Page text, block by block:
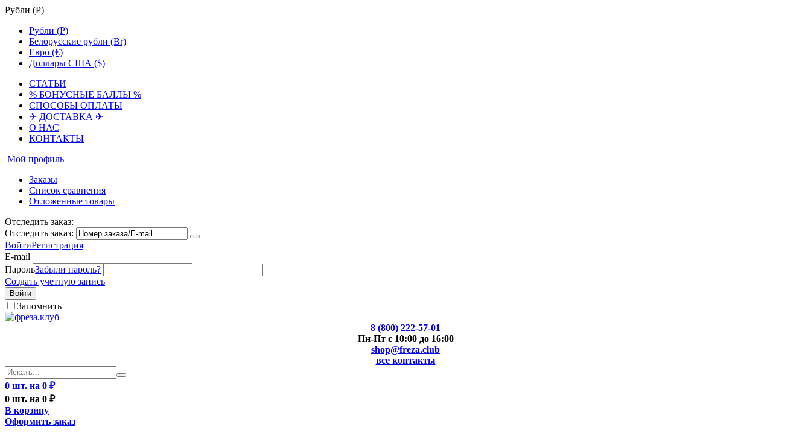
Рубли (Р)
Рубли (Р)
Белорусские рубли (Br)
Евро (€)
Доллары США ($)
СТАТЬИ
% БОНУСНЫЕ БАЛЛЫ %
СПОСОБЫ ОПЛАТЫ
✈ ДОСТАВКА ✈
О НАС
КОНТАКТЫ
Мой профиль
Заказы
Список сравнения
Отложенные товары
Отследить заказ:
Отследить заказ:
ВойтиРегистрация
E-mail
ПарольЗабыли пароль?
Создать учетную запись
Войти
Запомнить
8 (800) 222-57-01
Пн-Пт с 10:00 до 16:00
shop@freza.club
все контакты
0 шт. на 0 ₽
0 шт. на 0 ₽
В корзину
Оформить заказ